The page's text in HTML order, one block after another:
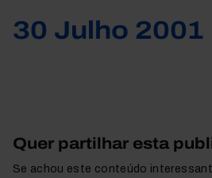
30 Julho 2001
Quer partilhar esta
Se achou este conteúdo